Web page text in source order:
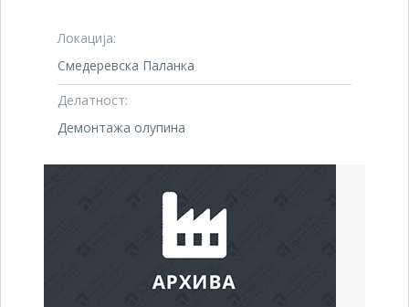
Локација:
Смедеревска Паланка
Делатност:
Демонтажа олупина